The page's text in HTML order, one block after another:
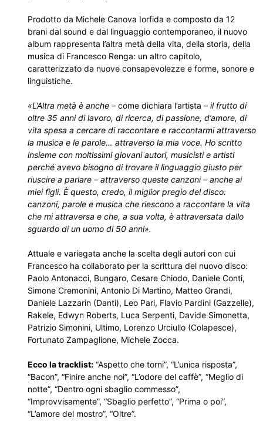
Prodotto da Michele Canova Iorfida e composto da 12
brani dal sound e dal linguaggio contemporaneo, il nuovo
album rappresenta l’altra metà della vita, della storia, della
musica di Francesco Renga: un altro capitolo,
caratterizzato da nuove consapevolezze e forme, sonore e
linguistiche.
«L’Altra metà è anche – come dichiara l’artista – il frutto di
oltre 35 anni di lavoro, di ricerca, di passione, d’amore, di
vita spesa a cercare di raccontare e raccontarmi attraverso
la musica e le parole… attraverso la mia voce. Ho scritto
insieme con moltissimi giovani autori, musicisti e artisti
perché avevo bisogno di trovare il linguaggio giusto per
riuscire a parlare – attraverso queste canzoni – anche ai
miei figli. È questo, credo, il miglior pregio del disco:
canzoni, parole e musica che riescono a raccontare la vita
che mi attraversa e che, a sua volta, è attraversata dallo
sguardo di un uomo di 50 anni».
Attuale e variegata anche la scelta degli autori con cui
Francesco ha collaborato per la scrittura del nuovo disco:
Paolo Antonacci, Bungaro, Cesare Chiodo, Daniele Conti,
Simone Cremonini, Antonio Di Martino, Matteo Grandi,
Daniele Lazzarin (Danti), Leo Pari, Flavio Pardini (Gazzelle),
Rakele, Edwyn Roberts, Luca Serpenti, Davide Simonetta,
Patrizio Simonini, Ultimo, Lorenzo Urciullo (Colapesce),
Fortunato Zampaglione, Michele Zocca.
Ecco la tracklist: “Aspetto che torni”, “L’unica risposta”,
“Bacon”, “Finire anche noi”, “L’odore del caffè”, “Meglio di
notte”, “Dentro ogni sbaglio commesso”,
“Improvvisamente”, “Sbaglio perfetto”, “Prima o poi”,
“L’amore del mostro”, “Oltre”.